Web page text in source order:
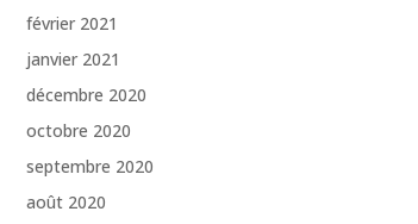
février 2021
janvier 2021
décembre 2020
octobre 2020
septembre 2020
août 2020